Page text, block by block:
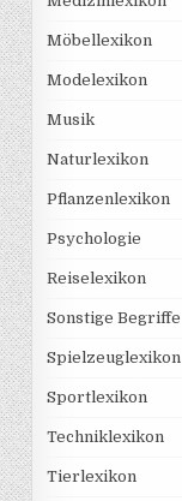
Möbellexikon
Modelexikon
Musik
Naturlexikon
Pflanzenlexikon
Psychologie
Reiselexikon
Sonstige Begriffe
Spielzeuglexikon
Sportlexikon
Techniklexikon
Tierlexikon